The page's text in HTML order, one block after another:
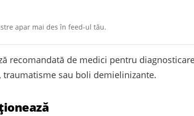
apar mai des în feed-ul tău.
recomandată de medici pentru
sau boli demielinizante.